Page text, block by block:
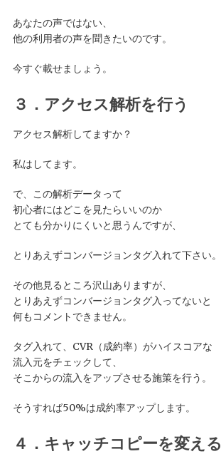
あなたの声ではない、
他の利用者の声を聞きたいのです。
今すぐ載せましょう。
３．アクセス解析を行う
アクセス解析してますか？
私はしてます。
で、この解析データって
初心者にはどこを見たらいいのか
とても分かりにくいと思うんですが、
とりあえずコンバージョンタグ入れて下さい。
その他見るところ沢山ありますが、
とりあえずコンバージョンタグ入ってないと
何もコメントできません。
タグ入れて、CVR（成約率）がハイスコアな
流入元をチェックして、
そこからの流入をアップさせる施策を行う。
そうすれば50%は成約率アップします。
４．キャッチコピーを変える